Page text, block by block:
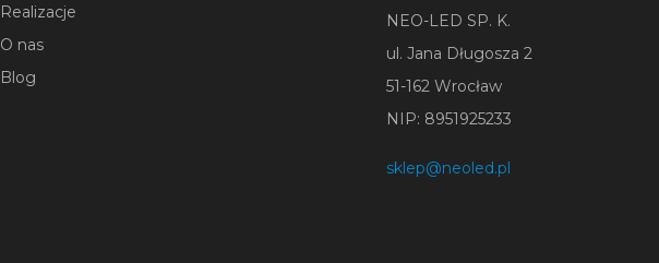
Realizacje
O nas
Blog
NEO-LED SP. K.
ul. Jana Długosza 2
51-162 Wrocław
NIP: 8951925233
sklep@neoled.pl